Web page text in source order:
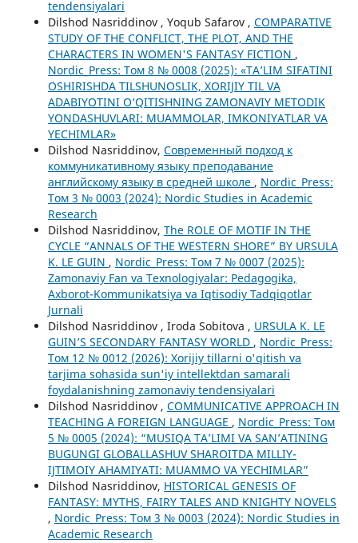
tendensiyalari
Dilshod Nasriddinov , Yoqub Safarov , COMPARATIVE
STUDY OF THE CONFLICT, THE PLOT, AND THE
CHARACTERS IN WOMEN'S FANTASY FICTION ,
Nordic_Press: Том 8 № 0008 (2025): «TA’LIM SIFATINI
OSHIRISHDA TILSHUNOSLIK, XORIJIY TIL VA
ADABIYOTINI O‘QITISHNING ZAMONAVIY METODIK
YONDASHUVLARI: MUAMMOLAR, IMKONIYATLAR VA
YECHIMLAR»
Dilshod Nasriddinov, Современный подход к
коммуникативному языку преподавание
английскому языку в средней школе , Nordic_Press:
Том 3 № 0003 (2024): Nordic Studies in Academic
Research
Dilshod Nasriddinov, The ROLE OF MOTIF IN THE
CYCLE “ANNALS OF THE WESTERN SHORE” BY URSULA
K. LE GUIN , Nordic_Press: Том 7 № 0007 (2025):
Zamonaviy Fan va Texnologiyalar: Pedagogika,
Axborot-Kommunikatsiya va Iqtisodiy Tadqiqotlar
Jurnali
Dilshod Nasriddinov , Iroda Sobitova , URSULA K. LE
GUIN’S SECONDARY FANTASY WORLD , Nordic_Press:
Том 12 № 0012 (2026): Xorijiy tillarni o'qitish va
tarjima sohasida sun'iy intellektdan samarali
foydalanishning zamonaviy tendensiyalari
Dilshod Nasriddinov , COMMUNICATIVE APPROACH IN
TEACHING A FOREIGN LANGUAGE , Nordic_Press: Том
5 № 0005 (2024): “MUSIQA TA’LIMI VA SAN’ATINING
BUGUNGI GLOBALLASHUV SHAROITDA MILLIY-
IJTIMOIY AHAMIYATI: MUAMMO VA YECHIMLAR”
Dilshod Nasriddinov, HISTORICAL GENESIS OF
FANTASY: MYTHS, FAIRY TALES AND KNIGHTY NOVELS
, Nordic_Press: Том 3 № 0003 (2024): Nordic Studies in
Academic Research